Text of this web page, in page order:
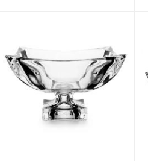
Porta-retrato
Quadros